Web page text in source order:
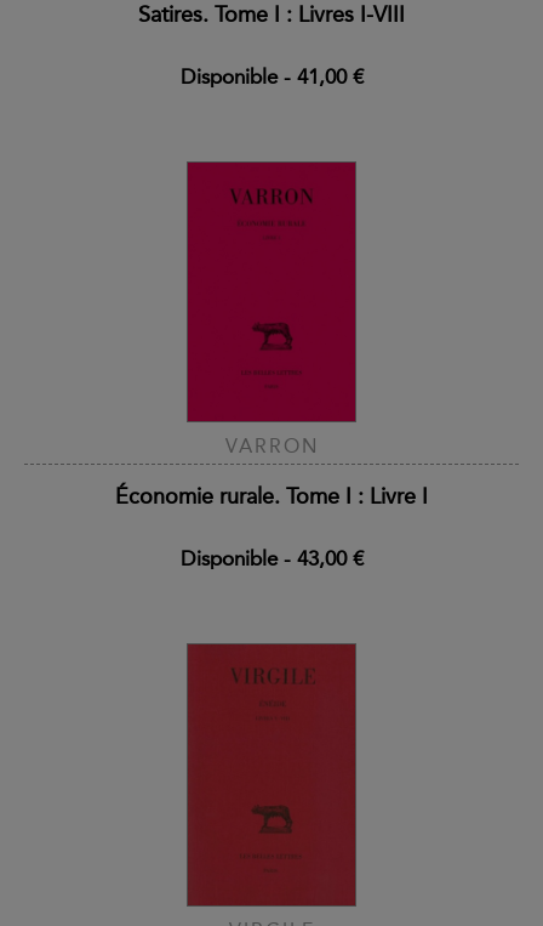
Satires. Tome I : Livres I-VIII
Disponible- 41,00 €
VARRON
Économie rurale. Tome I : Livre I
Disponible- 43,00 €